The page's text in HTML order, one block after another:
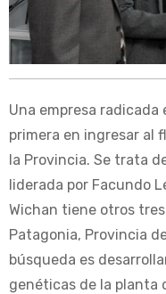
Una empresa
primera en ingresar al
la Provincia. Se trata
liderada por Facundo
Wichan tiene otros
Patagonia, Provincia
búsqueda es
genéticas de la planta